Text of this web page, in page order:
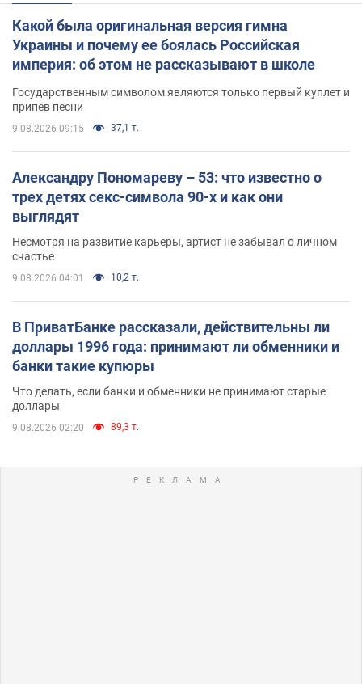
Какой была оригинальная версия гимна
Украины и почему ее боялась Российская
империя: об этом не рассказывают в школе
Государственным символом являются только первый куплет и
припев песни
9.08.2026 09:15 37,1 т.
Александру Пономареву – 53: что известно о
трех детях секс-символа 90-х и как они
выглядят
Несмотря на развитие карьеры, артист не забывал о личном
счастье
9.08.2026 04:01 10,2 т.
В ПриватБанке рассказали, действительны ли
доллары 1996 года: принимают ли обменники и
банки такие купюры
Что делать, если банки и обменники не принимают старые
доллары
9.08.2026 02:20 89,3 т.